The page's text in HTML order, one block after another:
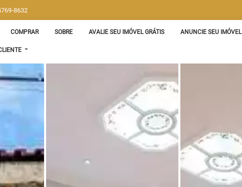
8632
COMPRAR SOBRE AVALIE SEU IMÓVEL GRÁTIS ANUNCIE SEU IMÓVEL